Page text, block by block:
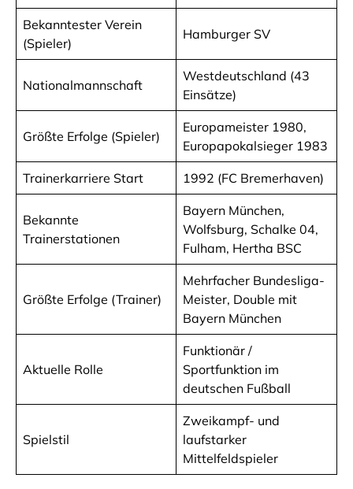
Bekanntester Verein
(Spieler)
Hamburger SV
Nationalmannschaft
Westdeutschland (43
Einsätze)
Größte Erfolge (Spieler)
Europameister 1980,
Europapokalsieger 1983
Trainerkarriere Start 1992 (FC Bremerhaven)
Bekannte
Trainerstationen
Bayern München,
Wolfsburg, Schalke 04,
Fulham, Hertha BSC
Größte Erfolge (Trainer)
Mehrfacher Bundesliga-
Meister, Double mit
Bayern München
Aktuelle Rolle
Funktionär /
Sportfunktion im
deutschen Fußball
Spielstil
Zweikampf- und
laufstarker
Mittelfeldspieler